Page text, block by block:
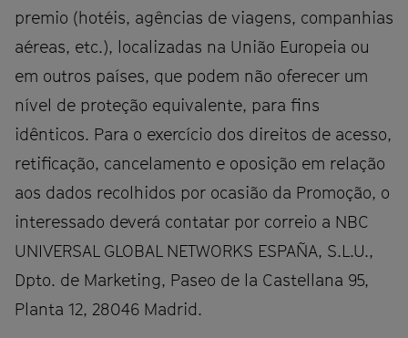
premio (hotéis, agências de viagens, companhias
aéreas, etc.), localizadas na União Europeia ou
em outros países, que podem não oferecer um
nível de proteção equivalente, para fins
idênticos. Para o exercício dos direitos de acesso,
retificação, cancelamento e oposição em relação
aos dados recolhidos por ocasião da Promoção, o
interessado deverá contatar por correio a NBC
UNIVERSAL GLOBAL NETWORKS ESPAÑA, S.L.U.,
Dpto. de Marketing, Paseo de la Castellana 95,
Planta 12, 28046 Madrid.